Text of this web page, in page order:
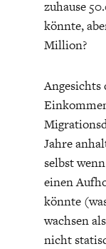
zuhause
könnte,
Million?
Angesichts
Jahre
selbst
einen
könnte
wachsen
nicht